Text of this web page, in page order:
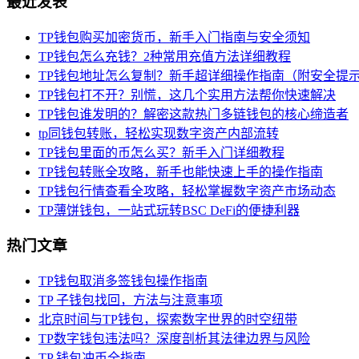
TP钱包购买加密货币，新手入门指南与安全须知
TP钱包怎么充钱？2种常用充值方法详细教程
TP钱包地址怎么复制？新手超详细操作指南（附安全提
TP钱包打不开？别慌，这几个实用方法帮你快速解决
TP钱包谁发明的？解密这款热门多链钱包的核心缔造者
tp同钱包转账，轻松实现数字资产内部流转
TP钱包里面的币怎么买？新手入门详细教程
TP钱包转账全攻略，新手也能快速上手的操作指南
TP钱包行情查看全攻略，轻松掌握数字资产市场动态
TP薄饼钱包，一站式玩转BSC DeFi的便捷利器
热门文章
TP钱包取消多签钱包操作指南
TP 子钱包找回，方法与注意事项
北京时间与TP钱包，探索数字世界的时空纽带
TP数字钱包违法吗？深度剖析其法律边界与风险